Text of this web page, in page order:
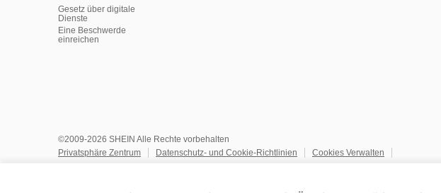
Gesetz über digitale
Dienste
Eine Beschwerde
einreichen
©2009-2026 SHEIN Alle Rechte vorbehalten
Privatsphäre Zentrum
Datenschutz- und Cookie-Richtlinien
Cookies Verwalten